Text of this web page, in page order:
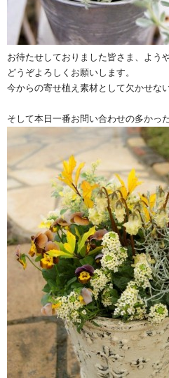
お待たせしておりました皆さま、よう
どうぞよろしくお願いします。
今からの寄せ植え素材として欠かせな
そして本日一番お問い合わせの多かっ